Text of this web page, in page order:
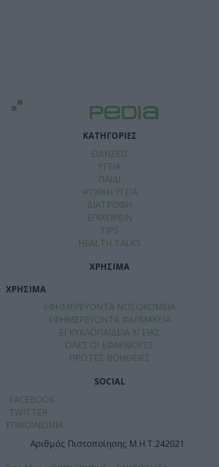
ΚΑΤΗΓΟΡΙΕΣ
ΕΙΔΗΣΕΙΣ
ΥΓΕΙΑ
ΠΑΙΔΙ
ΨΥΧΙΚΗ ΥΓΕΙΑ
ΔΙΑΤΡΟΦΗ
ΕΠΙΧΕΙΡΕΙΝ
TIPS
HEALTH TALKS
ΧΡΗΣΙΜΑ
ΧΡΗΣΙΜΑ
ΕΦΗΜΕΡΕΥΟΝΤΑ ΝΟΣΟΚΟΜΕΙΑ
ΕΦΗΜΕΡΕΥΟΝΤΑ ΦΑΡΜΑΚΕΙΑ
ΕΓΚΥΚΛΟΠΑΙΔΕΙΑ ΥΓΕΙΑΣ
ΟΛΕΣ ΟΙ ΕΦΑΡΜΟΓΕΣ
ΠΡΩΤΕΣ ΒΟΗΘΕΙΕΣ
SOCIAL
FACEBOOK
TWITTER
ΕΠΙΚΟΙΝΩΝΙΑ
Αριθμός Πιστοποίησης Μ.Η.Τ.242021